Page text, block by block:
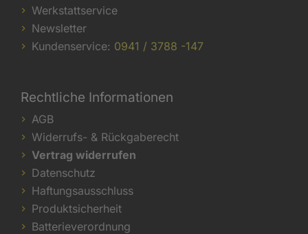
Werkstattservice
Newsletter
Kundenservice: 0941 / 3788 -147
Rechtliche Informationen
AGB
Widerrufs- & Rückgaberecht
Vertrag widerrufen
Datenschutz
Haftungsausschluss
Produktsicherheit
Batterieverordnung